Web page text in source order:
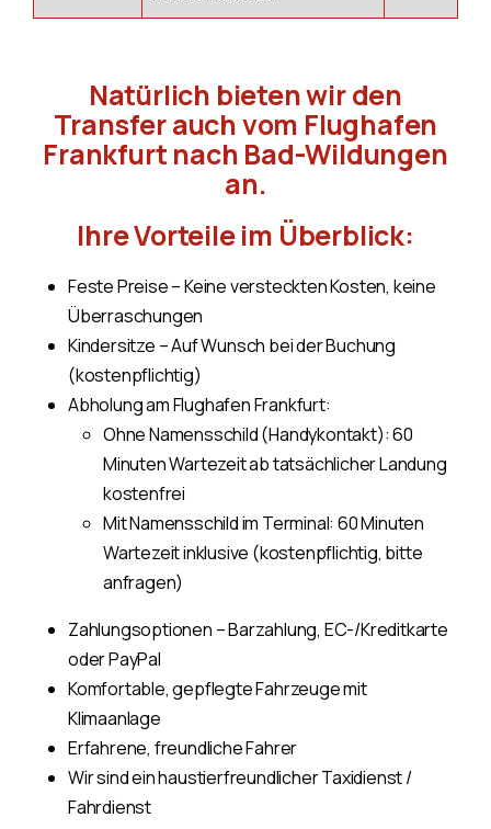
Natürlich bieten wir den
Transfer auch vom Flughafen
Frankfurt nach Bad-Wildungen
an.
Ihre Vorteile im Überblick:
Feste Preise – Keine versteckten Kosten, keine
Überraschungen
Kindersitze – Auf Wunsch bei der Buchung
(kostenpflichtig)
Abholung am Flughafen Frankfurt:
Ohne Namensschild (Handykontakt): 60
Minuten Wartezeit ab tatsächlicher Landung
kostenfrei
Mit Namensschild im Terminal: 60 Minuten
Wartezeit inklusive (kostenpflichtig, bitte
anfragen)
Zahlungsoptionen – Barzahlung, EC-/Kreditkarte
oder PayPal
Komfortable, gepflegte Fahrzeuge mit
Klimaanlage
Erfahrene, freundliche Fahrer
Wir sind ein haustierfreundlicher Taxidienst /
Fahrdienst